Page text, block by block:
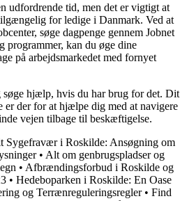
udfordrende tid, men det er vigtigt at
for ledige i Danmark. Ved at
søge dagpenge gennem Jobnet
programmer, kan du øge dine
på arbejdsmarkedet med fornyet
hjælp, hvis du har brug for det. Dit
er der for at hjælpe dig med at navigere
vejen tilbage til beskæftigelse.
Sygefravær i Roskilde: Ansøgning om
• Alt om genbrugspladser og
• Afbrændingsforbud i Roskilde og
• Hedeboparken i Roskilde: En Oase
og Terrænreguleringsregler• Find